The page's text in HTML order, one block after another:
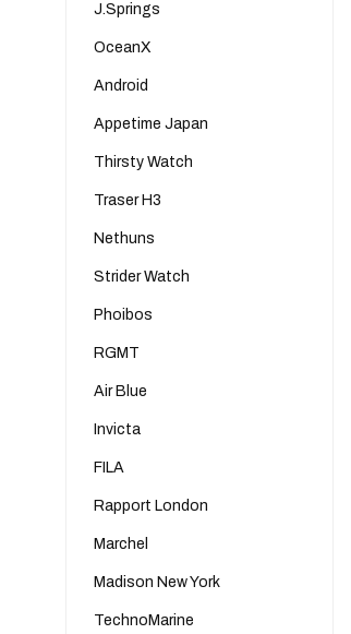
J.Springs
OceanX
Android
Appetime Japan
Thirsty Watch
Traser H3
Nethuns
Strider Watch
Phoibos
RGMT
Air Blue
Invicta
FILA
Rapport London
Marchel
Madison New York
TechnoMarine